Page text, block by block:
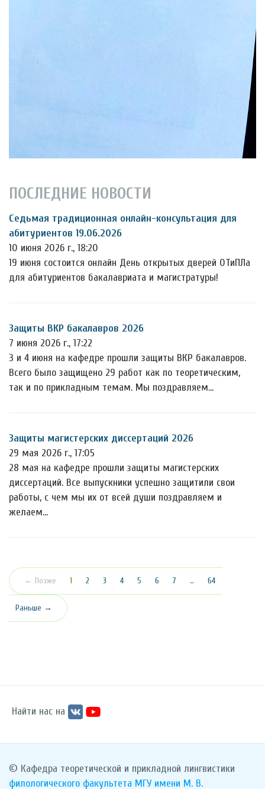
ПОСЛЕДНИЕ НОВОСТИ
Седьмая традиционная онлайн-консультация для
абитуриентов 19.06.2026
10 июня 2026 г., 18:20
19 июня состоится онлайн День открытых дверей ОТиПЛа
для абитуриентов бакалавриата и магистратуры!
Защиты ВКР бакалавров 2026
7 июня 2026 г., 17:22
3 и 4 июня на кафедре прошли защиты ВКР бакалавров.
Всего было защищено 29 работ как по теоретическим,
так и по прикладным темам. Мы поздравляем…
Защиты магистерских диссертаций 2026
29 мая 2026 г., 17:05
28 мая на кафедре прошли защиты магистерских
диссертаций. Все выпускники успешно защитили свои
работы, с чем мы их от всей души поздравляем и
желаем…
← Позже 1 (текущая)
2 3 4 5 6 7 … 64
Раньше →
Найти нас на
© Кафедра теоретической и прикладной лингвистики
филологического факультета МГУ имени М. В.